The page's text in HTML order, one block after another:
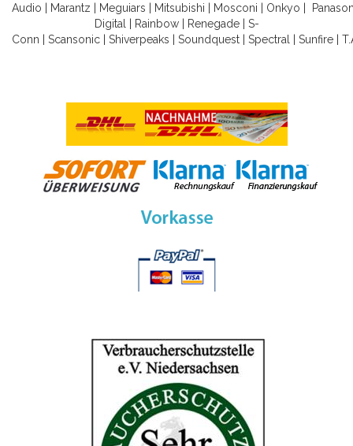
Audio
Marantz Meguiars Mitsubishi Mosconi Onkyo
Digital
Rainbow| Renegade| S-
Conn
Scansonic Shiverpeaks Soundquest Spectral Sunfire